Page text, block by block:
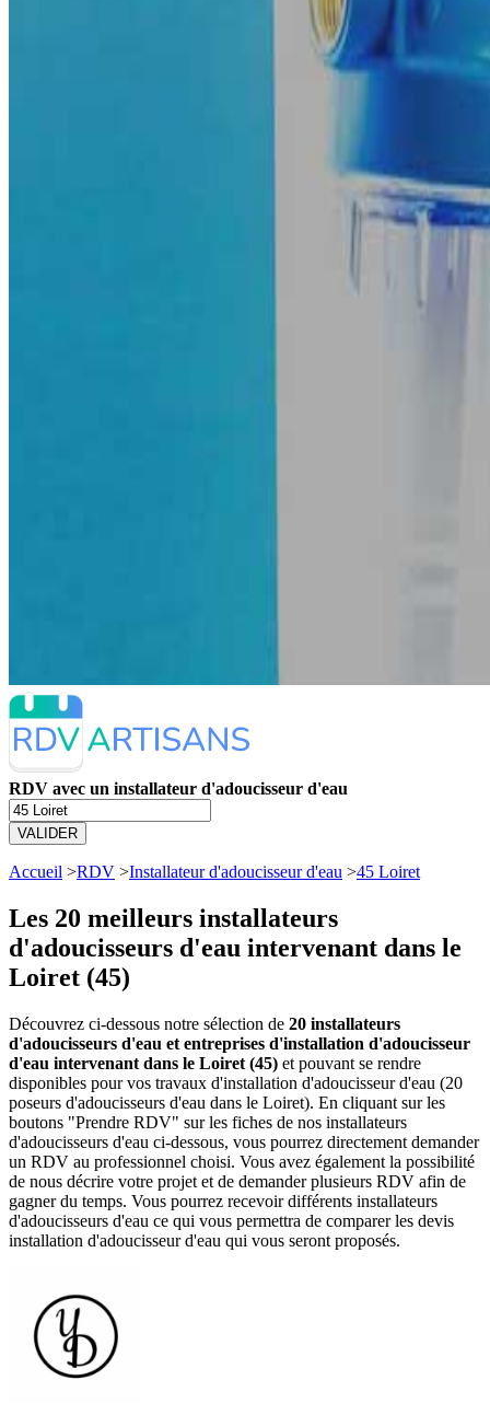
RDV avec un installateur d'adoucisseur d'eau
VALIDER
Accueil >RDV >Installateur d'adoucisseur d'eau >45 Loiret
Les 20 meilleurs installateurs
d'adoucisseurs d'eau intervenant dans le
Loiret (45)
Découvrez ci-dessous notre sélection de 20 installateurs
d'adoucisseurs d'eau et entreprises d'installation d'adoucisseur
d'eau intervenant dans le Loiret (45) et pouvant se rendre
disponibles pour vos travaux d'installation d'adoucisseur d'eau (20
poseurs d'adoucisseurs d'eau dans le Loiret). En cliquant sur les
boutons "Prendre RDV" sur les fiches de nos installateurs
d'adoucisseurs d'eau ci-dessous, vous pourrez directement demander
un RDV au professionnel choisi. Vous avez également la possibilité
de nous décrire votre projet et de demander plusieurs RDV afin de
gagner du temps. Vous pourrez recevoir différents installateurs
d'adoucisseurs d'eau ce qui vous permettra de comparer les devis
installation d'adoucisseur d'eau qui vous seront proposés.